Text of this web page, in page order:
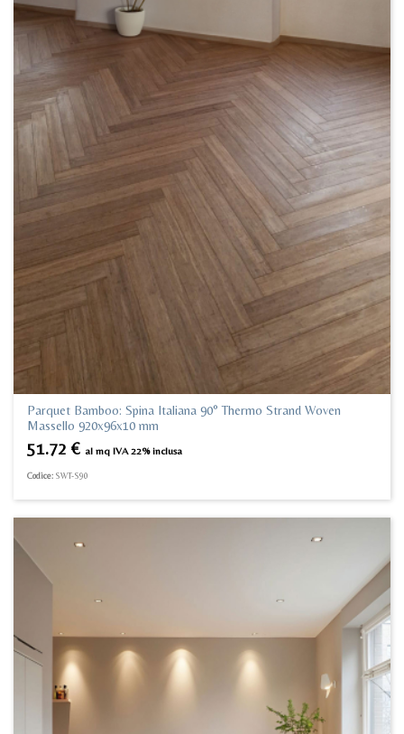
Parquet Bamboo: Spina Italiana 90° Thermo Strand Woven
Massello 920x96x10 mm
51.72 € al mq IVA 22% inclusa
Codice: SWT-S90